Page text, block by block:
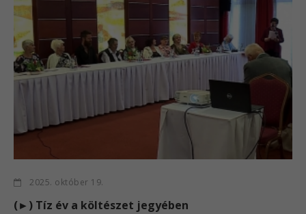
2025. október 19.
(►) Tíz év a költészet jegyében